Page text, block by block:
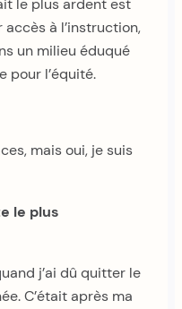
le plus ardent est
à l’instruction,
un milieu éduqué
pour l’équité.
mais oui, je suis
le plus
j’ai dû quitter le
C’était après ma